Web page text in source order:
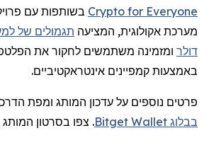
Crypto for Everyone בשותפות עם
מערכת אקולוגית, המציעה תגמולים של
דולר ומזמינה משתמשים לחקור את
באמצעות קמפיינים אינטראקטיביים.
פרטים נוספים על עדכון המותג ומפת
בבלוג Bitget Wallet
. צפו בסרטון המותג